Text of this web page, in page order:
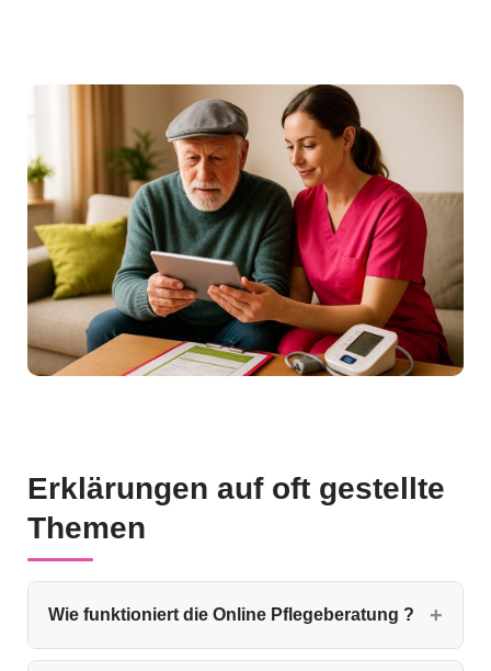
Erklärungen auf oft gestellte
Themen
Wie funktioniert die Online Pflegeberatung ?